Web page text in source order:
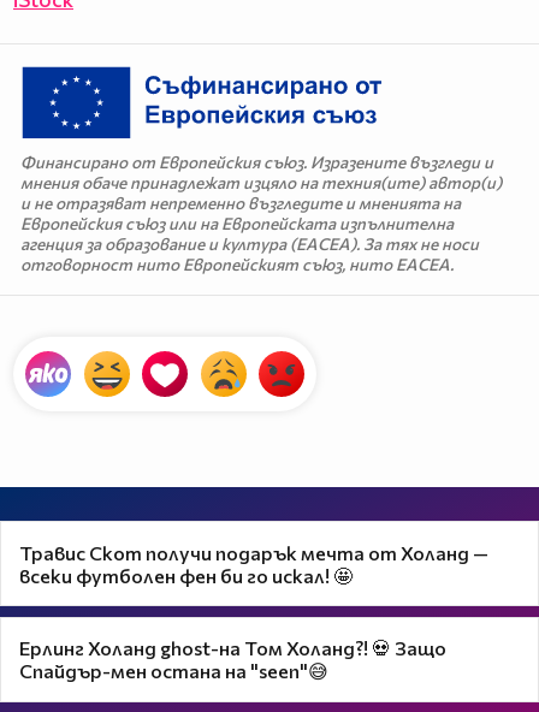
Финансирано от Европейския съюз. Изразените възгледи и
мнения обаче принадлежат изцяло на техния(ите) автор(и)
и не отразяват непременно възгледите и мненията на
Европейския съюз или на Европейската изпълнителна
агенция за образование и култура (EACEA). За тях не носи
отговорност нито Европейският съюз, нито EACEA.
Травис Скот получи подарък мечта от Холанд —
всеки футболен фен би го искал! 🤩
Ерлинг Холанд ghost-на Том Холанд?! 💀 Защо
Спайдър-мен остана на "seen"😅